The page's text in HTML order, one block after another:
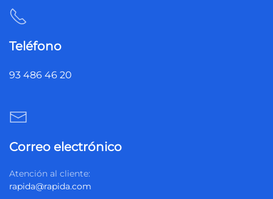
Teléfono
93 486 46 20
Correo electrónico
Atención al cliente:
rapida@rapida.com